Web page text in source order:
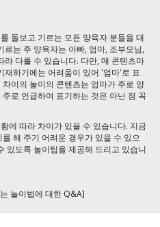
돌보고 기르는 모든 양육자 분들을 대
는 주 양육자는 아빠, 엄마, 조부모님,
라 다를 수 있습니다. 다만, 매 콘텐츠마
재하기에는 어려움이 있어 '엄마'로 표
이의 놀이의 콘텐츠는 엄마가 주로 양
로 언급하여 표기하는 것은 아닌 점 꼭
에 따라 차이가 있을 수 있습니다. 지금
해 주기 어려운 경우가 있을 수 있으
있도록 놀이팁을 제공해 드리고 있습니
놀이법에 대한 Q&A]